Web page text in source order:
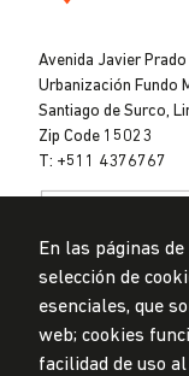
de
Lima
Avenida Javier
Urbanización Fundo
Santiago de Surco,
Zip Code 15023
T: +511 4376767
Data Protection
Submission Office
En las páginas
selección de
esenciales, que
web; cookies
facilidad de uso